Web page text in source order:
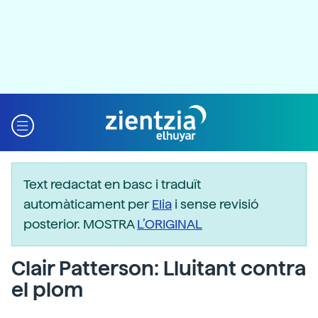
Text redactat en basc i traduït
automàticament perElia i sense revisió
posterior. MOSTRAL’ORIGINAL
Clair Patterson: Lluitant contra
el plom